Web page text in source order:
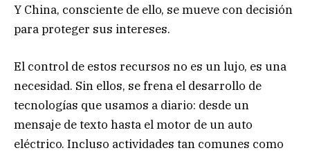
Y China, consciente de ello, se mueve con decisión
para proteger sus intereses.
El control de estos recursos no es un lujo, es una
necesidad. Sin ellos, se frena el desarrollo de
tecnologías que usamos a diario: desde un
mensaje de texto hasta el motor de un auto
eléctrico. Incluso actividades tan comunes como